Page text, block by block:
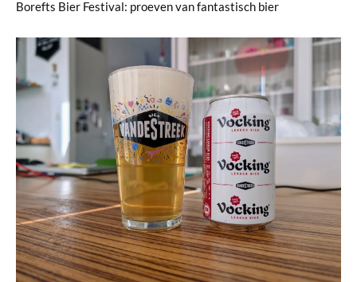
Borefts Bier Festival: proeven van fantastisch bier